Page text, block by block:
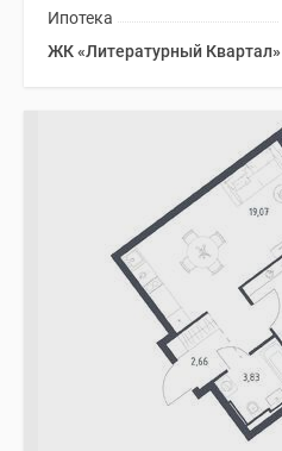
Ипотека
ЖК «Литературный Квартал»